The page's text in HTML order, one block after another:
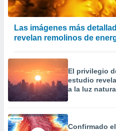
de
un
perfiles
utilizar
Las imágenes más
revelan remolinos de
El privilegio
estudio
a la luz
Confirmado